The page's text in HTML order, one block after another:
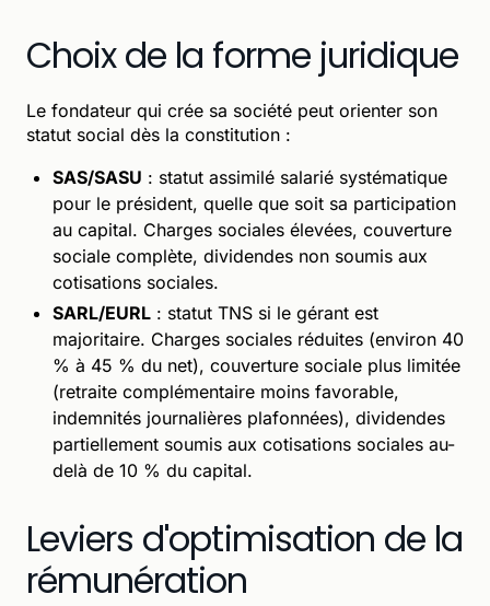
Choix de la forme juridique
Le fondateur qui crée sa société peut orienter son
statut social dès la constitution :
SAS/SASU : statut assimilé salarié systématique
pour le président, quelle que soit sa participation
au capital. Charges sociales élevées, couverture
sociale complète, dividendes non soumis aux
cotisations sociales.
SARL/EURL : statut TNS si le gérant est
majoritaire. Charges sociales réduites (environ 40
% à 45 % du net), couverture sociale plus limitée
(retraite complémentaire moins favorable,
indemnités journalières plafonnées), dividendes
partiellement soumis aux cotisations sociales au-
delà de 10 % du capital.
Leviers d'optimisation de la
rémunération